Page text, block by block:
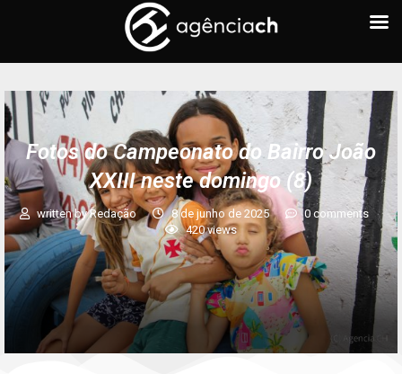
Fotos do Campeonato do Bairro João
XXIII neste domingo (8)
written byRedação 8 de junho de 2025
0 comments
420views